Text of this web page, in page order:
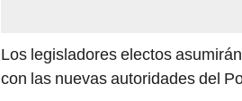
Los legisladores electos
con las nuevas autoridades del